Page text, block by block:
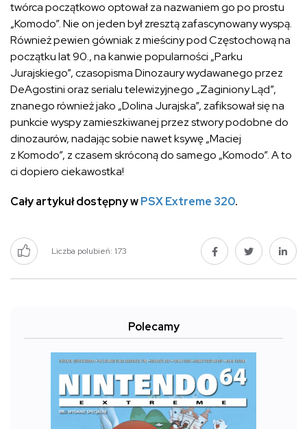
twórca początkowo optował za nazwaniem go po prostu
„Komodo”. Nie on jeden był zresztą zafascynowany wyspą.
Również pewien gówniak z mieściny pod Częstochową na
początku lat 90., na kanwie popularności „Parku
Jurajskiego”, czasopisma Dinozaury wydawanego przez
DeAgostini oraz serialu telewizyjnego „Zaginiony Ląd”,
znanego również jako „Dolina Jurajska”, zafiksował się na
punkcie wyspy zamieszkiwanej przez stwory podobne do
dinozaurów, nadając sobie nawet ksywę „Maciej
z Komodo”, z czasem skróconą do samego „Komodo”. A to
ci dopiero ciekawostka!
Cały artykuł dostępny wPSX Extreme 320.
Liczba polubień: 173
Polecamy